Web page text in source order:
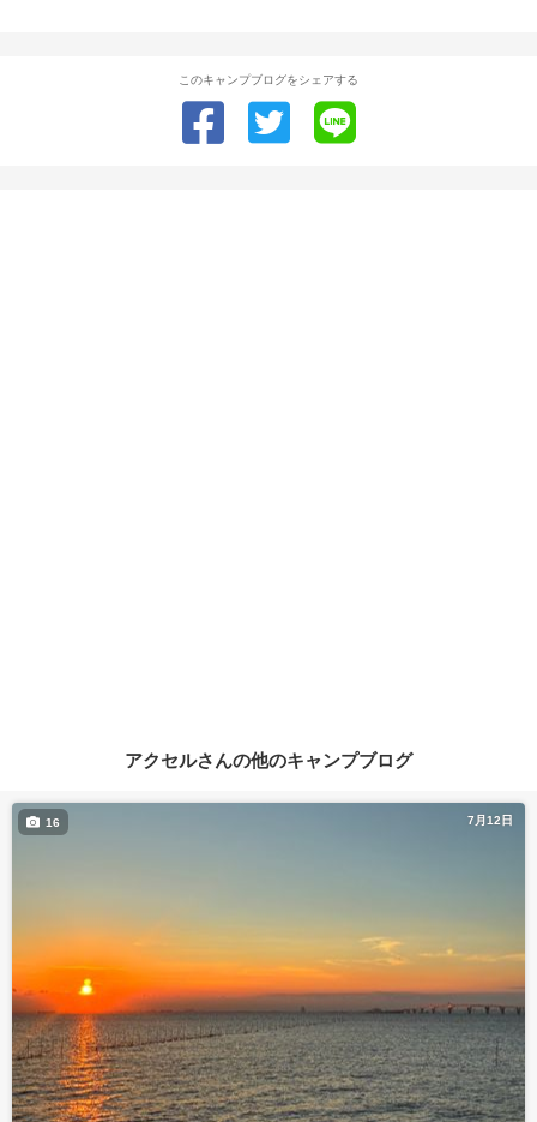
このキャンプブログをシェアする
アクセルさんの他のキャンプブログ
7月12日
16